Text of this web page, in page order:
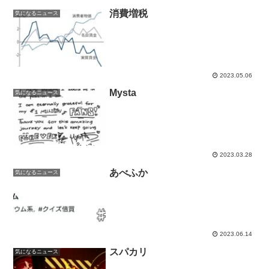
気になるニュース 消費増税
2023.05.06
気になるニュース Mysta
2023.03.28
気になるニュース あべふか
2023.06.14
気になるニュース スパカリ